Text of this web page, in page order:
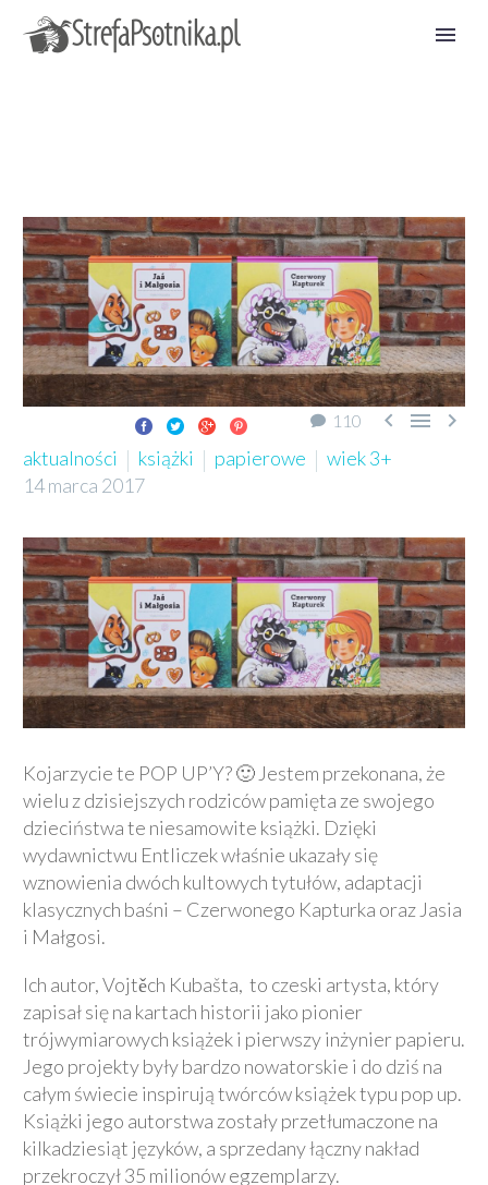
110   
aktualności książki papierowe
wiek 3+
14 marca 2017
Kojarzycie te POP UP’Y? 🙂 Jestem przekonana, że
wielu z dzisiejszych rodziców pamięta ze swojego
dzieciństwa te niesamowite książki. Dzięki
wydawnictwu Entliczek właśnie ukazały się
wznowienia dwóch kultowych tytułów, adaptacji
klasycznych baśni – Czerwonego Kapturka oraz Jasia
i Małgosi.
Ich autor, Vojtěch Kubašta, to czeski artysta, który
zapisał się na kartach historii jako pionier
trójwymiarowych książek i pierwszy inżynier papieru.
Jego projekty były bardzo nowatorskie i do dziś na
całym świecie inspirują twórców książek typu pop up.
Książki jego autorstwa zostały przetłumaczone na
kilkadziesiąt języków, a sprzedany łączny nakład
przekroczył 35 milionów egzemplarzy.